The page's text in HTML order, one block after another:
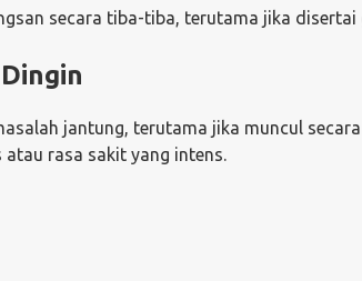
secara tiba-tiba, terutama jika disertai
jantung, terutama jika muncul
rasa sakit yang intens.